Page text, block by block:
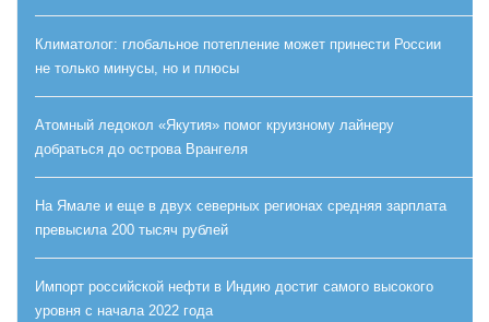
Климатолог: глобальное потепление может принести России
не только минусы, но и плюсы
Атомный ледокол «Якутия» помог круизному лайнеру
добраться до острова Врангеля
На Ямале и еще в двух северных регионах средняя зарплата
превысила 200 тысяч рублей
Импорт российской нефти в Индию достиг самого высокого
уровня с начала 2022 года